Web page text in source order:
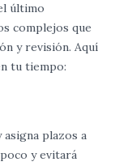
último
complejos que
y revisión. Aquí
tu tiempo:
plazos a
y evitará